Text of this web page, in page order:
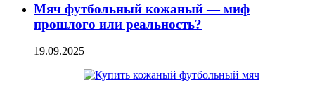
Мяч футбольный кожаный — миф
прошлого или реальность?
19.09.2025